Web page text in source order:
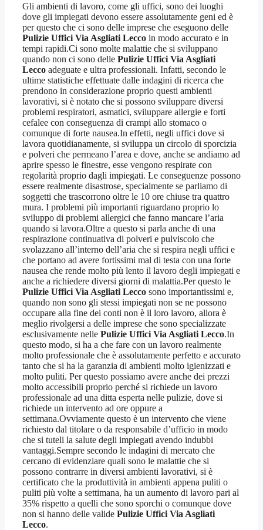
Gli ambienti di lavoro, come gli uffici, sono dei luoghi
dove gli impiegati devono essere assolutamente geni ed è
per questo che ci sono delle imprese che eseguono delle
Pulizie Uffici Via Asgliati Lecco in modo accurato e in
tempi rapidi.Ci sono molte malattie che si sviluppano
quando non ci sono delle Pulizie Uffici Via Asgliati
Lecco adeguate e ultra professionali. Infatti, secondo le
ultime statistiche effettuate dalle indagini di ricerca che
prendono in considerazione proprio questi ambienti
lavorativi, si è notato che si possono sviluppare diversi
problemi respiratori, asmatici, sviluppare allergie e forti
cefalee con conseguenza di crampi allo stomaco o
comunque di forte nausea.In effetti, negli uffici dove si
lavora quotidianamente, si sviluppa un circolo di sporcizia
e polveri che permeano l’area e dove, anche se andiamo ad
aprire spesso le finestre, esse vengono respirate con
regolarità proprio dagli impiegati. Le conseguenze possono
essere realmente disastrose, specialmente se parliamo di
soggetti che trascorrono oltre le 10 ore chiuse tra quattro
mura. I problemi più importanti riguardano proprio lo
sviluppo di problemi allergici che fanno mancare l’aria
quando si lavora.Oltre a questo si parla anche di una
respirazione continuativa di polveri e pulviscolo che
svolazzano all’interno dell’aria che si respira negli uffici e
che portano ad avere fortissimi mal di testa con una forte
nausea che rende molto più lento il lavoro degli impiegati e
anche a richiedere diversi giorni di malattia.Per questo le
Pulizie Uffici Via Asgliati Lecco sono importantissimi e,
quando non sono gli stessi impiegati non se ne possono
occupare alla fine dei conti non è il loro lavoro, allora è
meglio rivolgersi a delle imprese che sono specializzate
esclusivamente nelle Pulizie Uffici Via Asgliati Lecco.In
questo modo, si ha a che fare con un lavoro realmente
molto professionale che è assolutamente perfetto e accurato
tanto che si ha la garanzia di ambienti molto igienizzati e
molto puliti. Per questo possiamo avere anche dei prezzi
molto accessibili proprio perché si richiede un lavoro
professionale ad una ditta esperta nelle pulizie, dove si
richiede un intervento ad ore oppure a
settimana.Ovviamente questo è un intervento che viene
richiesto dal titolare o da responsabile d’ufficio in modo
che si tuteli la salute degli impiegati avendo indubbi
vantaggi.Sempre secondo le indagini di mercato che
cercano di evidenziare quali sono le malattie che si
possono contrarre in diversi ambienti lavorativi, si è
certificato che la produttività in ambienti appena puliti o
puliti più volte a settimana, ha un aumento di lavoro pari al
35% rispetto a quelli che sono sporchi o comunque dove
non si hanno delle valide Pulizie Uffici Via Asgliati
Lecco.